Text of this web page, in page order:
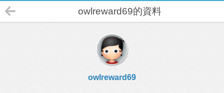
owlreward69的資料
owlreward69